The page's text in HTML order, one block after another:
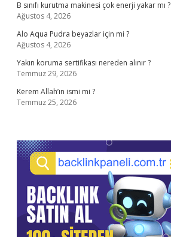
B sınıfı kurutma makinesi çok enerji yakar mı ?
Ağustos 4, 2026
Alo Aqua Pudra beyazlar için mi ?
Ağustos 4, 2026
Yakın koruma sertifikası nereden alınır ?
Temmuz 29, 2026
Kerem Allah’ın ismi mi ?
Temmuz 25, 2026